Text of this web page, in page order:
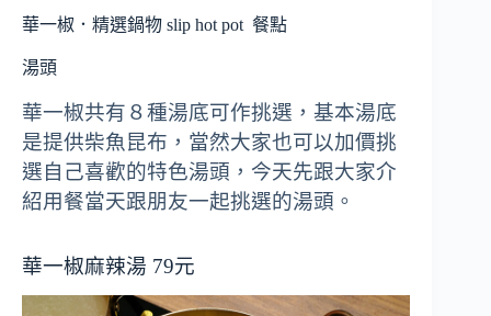
華一椒．精選鍋物 slip hot pot 餐點
湯頭
華一椒共有８種湯底可作挑選，基本湯底
是提供柴魚昆布，當然大家也可以加價挑
選自己喜歡的特色湯頭，今天先跟大家介
紹用餐當天跟朋友一起挑選的湯頭。
華一椒麻辣湯 79元